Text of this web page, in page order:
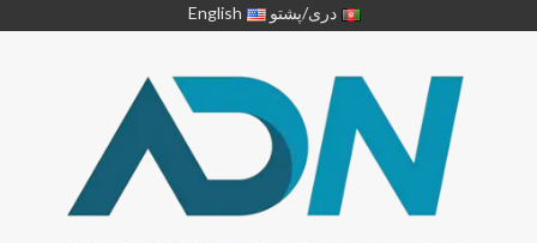
دری/پشتو English